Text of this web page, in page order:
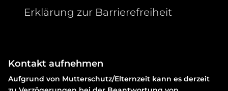
Erklärung zur Barrierefreiheit
Kontakt aufnehmen
Aufgrund von Mutterschutz/Elternzeit kann es derzeit